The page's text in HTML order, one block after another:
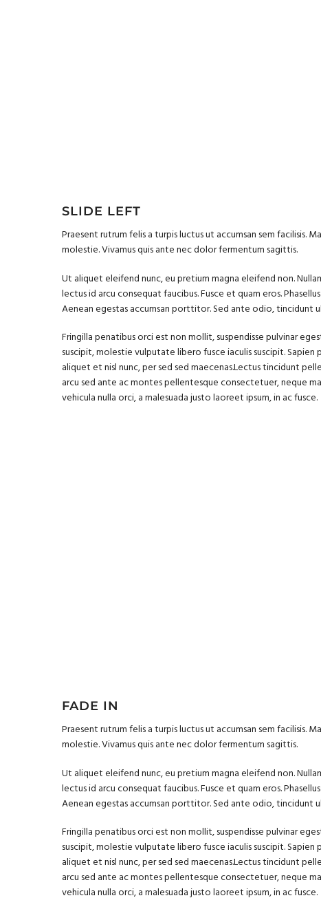
SLIDE LEFT
Praesent rutrum felis a turpis luctus ut accumsan sem facilisis.
molestie. Vivamus quis ante nec dolor fermentum sagittis.
Ut aliquet eleifend nunc, eu pretium magna eleifend non.
lectus id arcu consequat faucibus. Fusce et quam eros.
Aenean egestas accumsan porttitor. Sed ante odio, tincidunt
Fringilla penatibus orci est non mollit, suspendisse pulvinar
suscipit, molestie vulputate libero fusce iaculis suscipit. Sapien
aliquet et nisl nunc, per sed sed maecenas.Lectus tincidunt
arcu sed ante ac montes pellentesque consectetuer, neque
vehicula nulla orci, a malesuada justo laoreet ipsum, in ac fusce.
FADE IN
Praesent rutrum felis a turpis luctus ut accumsan sem facilisis.
molestie. Vivamus quis ante nec dolor fermentum sagittis.
Ut aliquet eleifend nunc, eu pretium magna eleifend non.
lectus id arcu consequat faucibus. Fusce et quam eros.
Aenean egestas accumsan porttitor. Sed ante odio, tincidunt
Fringilla penatibus orci est non mollit, suspendisse pulvinar
suscipit, molestie vulputate libero fusce iaculis suscipit. Sapien
aliquet et nisl nunc, per sed sed maecenas.Lectus tincidunt
arcu sed ante ac montes pellentesque consectetuer, neque
vehicula nulla orci, a malesuada justo laoreet ipsum, in ac fusce.